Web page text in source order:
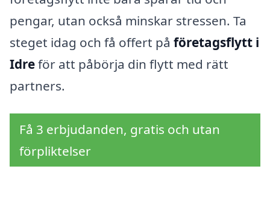
pengar, utan också minskar stressen. Ta
steget idag och få offert på företagsflytt i
Idreför att påbörja din flytt med rätt
partners.
Få 3 erbjudanden, gratis och utan
förpliktelser